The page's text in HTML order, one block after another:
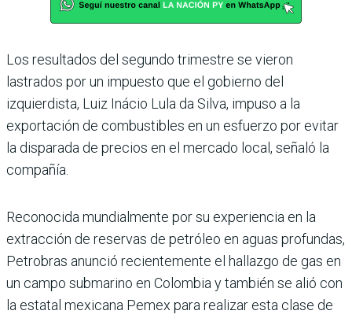
Los resultados del segundo trimestre se vieron
lastrados por un impuesto que el gobierno del
izquierdista, Luiz Inácio Lula da Silva, impuso a la
exportación de combustibles en un esfuerzo por evitar
la disparada de precios en el mercado local, señaló la
compañía.
Reconocida mundialmente por su experiencia en la
extracción de reservas de petróleo en aguas profundas,
Petrobras anunció recientemente el hallazgo de gas en
un campo submarino en Colombia y también se alió con
la estatal mexicana Pemex para realizar esta clase de